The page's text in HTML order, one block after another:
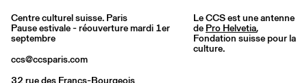
Centre culturel suisse. Paris
Pause estivale - réouverture mardi 1er
septembre
ccs@ccsparis.com
Le CCS est une antenne
de Pro Helvetia,
Fondation suisse pour la
culture.